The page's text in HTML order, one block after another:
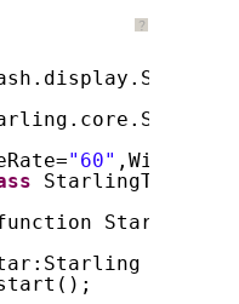
？
"60" ,Width=
StarlingTest
=